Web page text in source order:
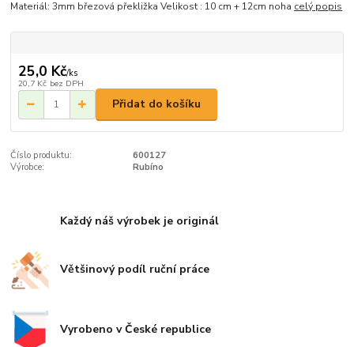
Materiál: 3mm březová překližka Velikost : 10 cm + 12cm noha celý popis
25,0 Kč/ks
20,7 Kč bez DPH
Přidat do košíku
Číslo produktu:
600127
Výrobce:
Rubíno
Každý náš výrobek je originál
Většinový podíl ruční práce
Vyrobeno v České republice